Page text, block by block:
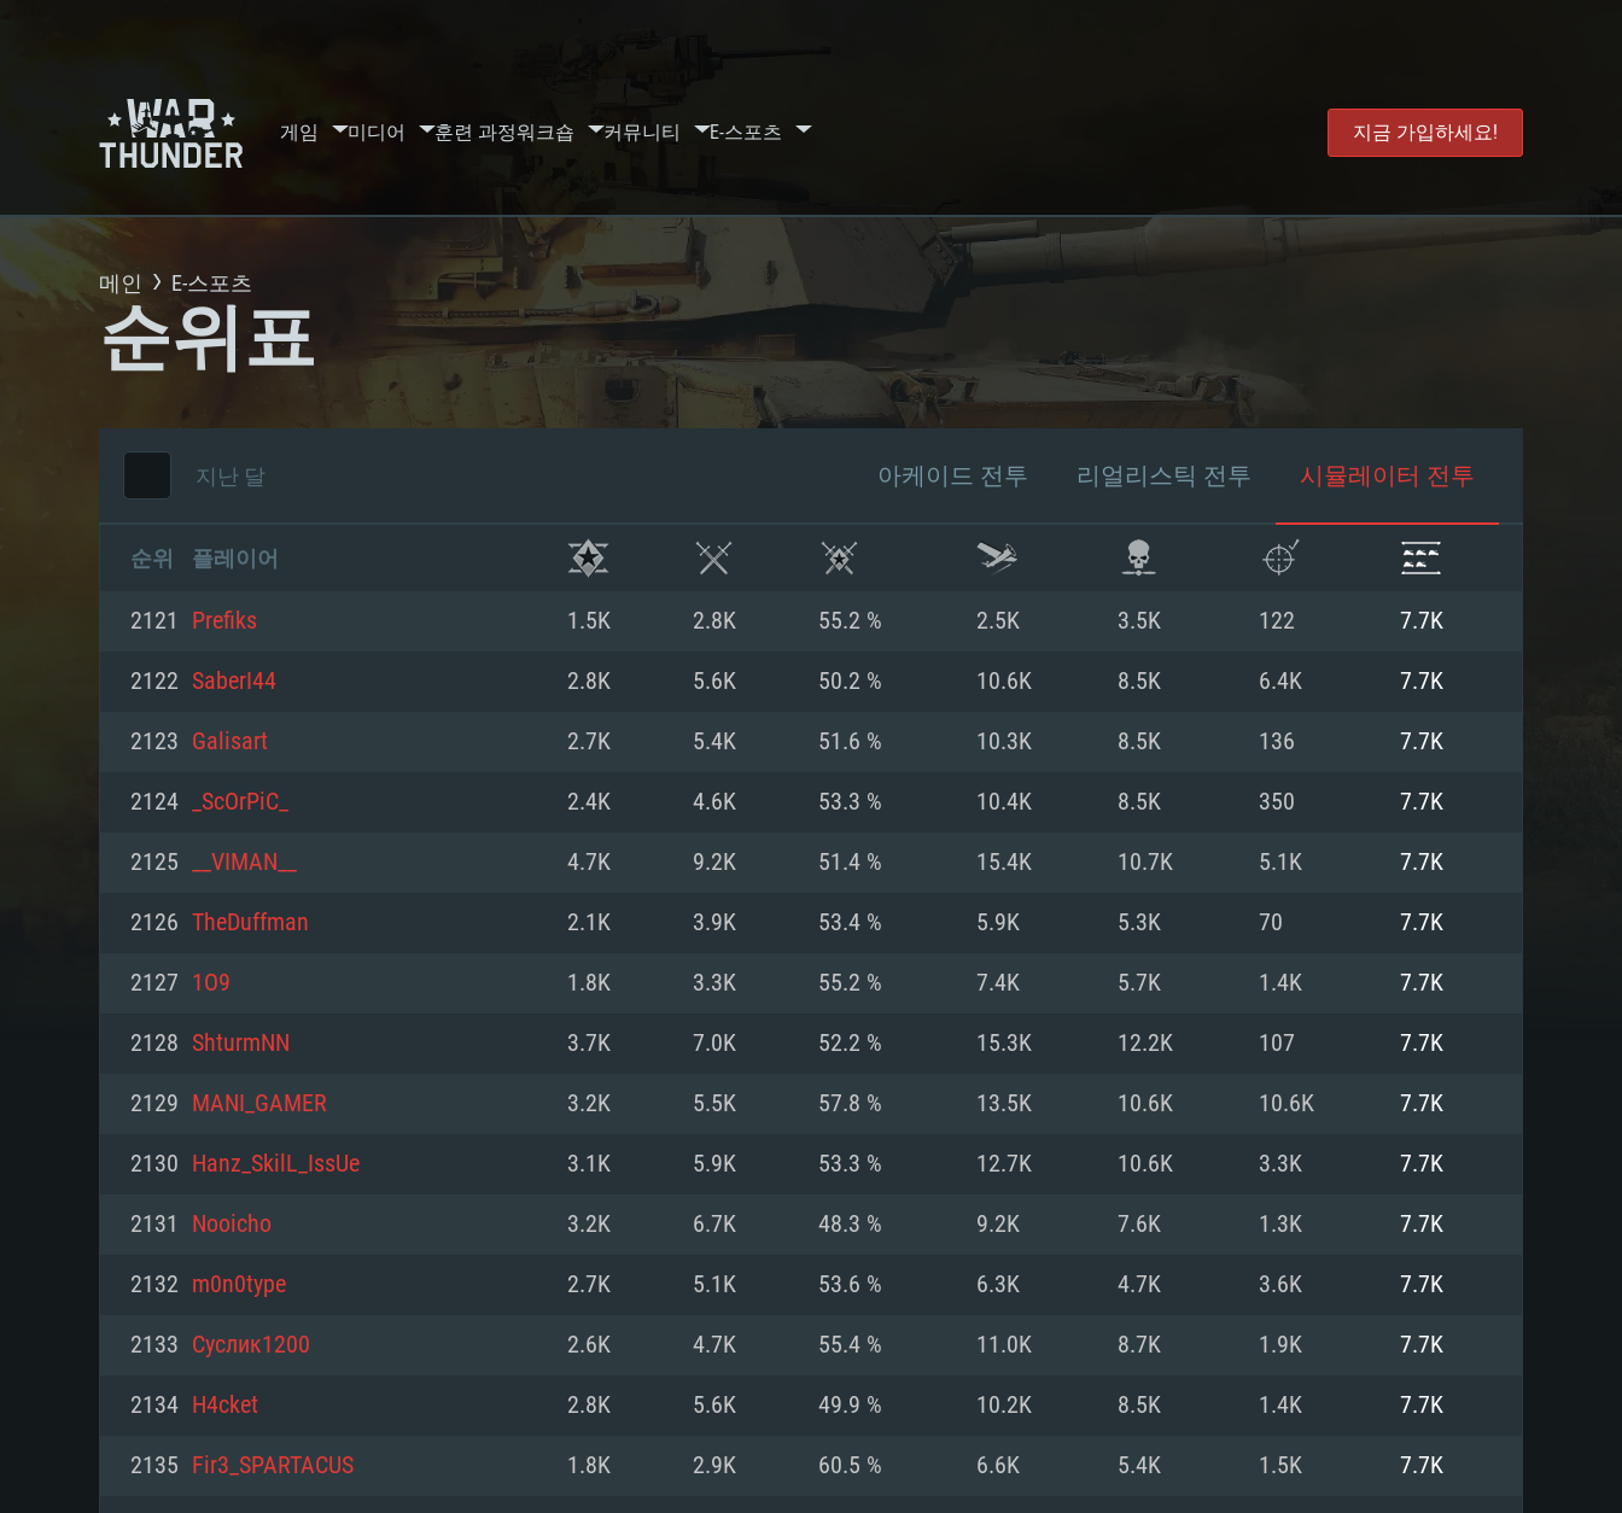
게임 미디어 훈련 과정워크숍 커뮤니티 E-스포츠 지금 가입하세요!
시스템 요구사항
PC MAC Linux
최소사양
운영체제: Windows 10 (64 bit)
프로세서: 2.2 GHz 듀얼코어 이상
메모리: 4GB
그래픽 카드: DirectX 11 이상을 지원하는 AMD
권장 사양
운영체제: Windows 10/11 (64 bit)
프로세서: Intel Core i5 또는 Ryzen 5 3600 이상
메모리: 16 GB 이상
그래픽 카드: DirectX 11 이상을 지원하는 Nvidia
최소사양
운영체제: Mac OS Big Sur 11.0
프로세서: 최소 2.2 GHz의 Core i5 (Intel Xeon 은 지
원하지 않습니다)
권장 사양
운영체제: Mac OS Big Sur 11.0
프로세서: Core i7 (Intel Xeon 은 지원하지 않습니
최소사양
운영체제: 64bit Linux 중 최신 버전
프로세서: 2.4 GHz 듀얼코어
메모리: 4 GB
그래픽 카드: Vulkan 을 지원하고, 최신 그래픽 드라
권장 사양
운영체제: Ubuntu 20.04 64bit
프로세서: Intel Core i7
메모리: 16 GB
그래픽 카드: Vulkan 을 지원하고, 최신 그래픽 드라
메인 E-스포츠
순위표
지난 달 아케이드 전투 리얼리스틱 전투 시뮬레이터 전투
순위 플레이어
2121 Prefiks 1.5K 2.8K 55.2 % 2.5K 3.5K 122 7.7K
2122 SaberI44 2.8K 5.6K 50.2 % 10.6K 8.5K 6.4K 7.7K
2123 Galisart 2.7K 5.4K 51.6 % 10.3K 8.5K 136 7.7K
2124 _ScOrPiC_ 2.4K 4.6K 53.3 % 10.4K 8.5K 350 7.7K
2125 __VIMAN__ 4.7K 9.2K 51.4 % 15.4K 10.7K 5.1K 7.7K
2126 TheDuffman 2.1K 3.9K 53.4 % 5.9K 5.3K 70 7.7K
2127 1О9 1.8K 3.3K 55.2 % 7.4K 5.7K 1.4K 7.7K
2128 ShturmNN 3.7K 7.0K 52.2 % 15.3K 12.2K 107 7.7K
2129 MANI_GAMER 3.2K 5.5K 57.8 % 13.5K 10.6K 10.6K 7.7K
2130 Hanz_SkilL_IssUe 3.1K 5.9K 53.3 % 12.7K 10.6K 3.3K 7.7K
2131 Nooicho 3.2K 6.7K 48.3 % 9.2K 7.6K 1.3K 7.7K
2132 m0n0type 2.7K 5.1K 53.6 % 6.3K 4.7K 3.6K 7.7K
2133 Суслик1200 2.6K 4.7K 55.4 % 11.0K 8.7K 1.9K 7.7K
2134 H4cket 2.8K 5.6K 49.9 % 10.2K 8.5K 1.4K 7.7K
2135 Fir3_SPARTACUS 1.8K 2.9K 60.5 % 6.6K 5.4K 1.5K 7.7K